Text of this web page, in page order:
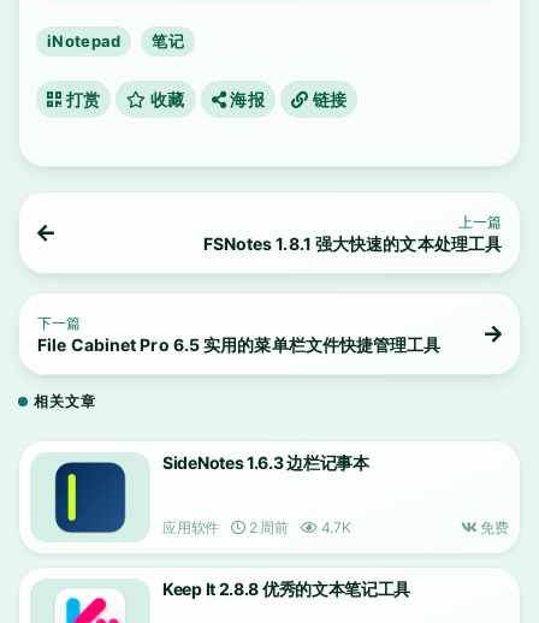
iNotepad 笔记
打赏 收藏 海报 链接
上一篇
FSNotes 1.8.1 强大快速的文本处理工具
下一篇
File Cabinet Pro 6.5 实用的菜单栏文件快捷管理工具
相关文章
SideNotes 1.6.3 边栏记事本
应用软件 2 周前 4.7K 免费
Keep It 2.8.8 优秀的文本笔记工具